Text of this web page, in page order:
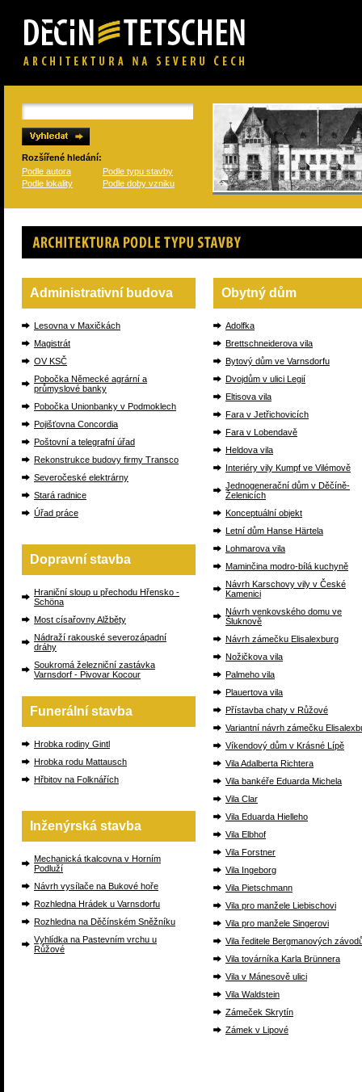
Rozšířené hledání:
Podle autora
Podle typu stavby
Podle lokality
Podle doby vzniku
Architektura podle typu stavby
Administrativní budova
Lesovna v Maxičkách
Magistrát
OV KSČ
Pobočka Německé agrární a
průmyslové banky
Pobočka Unionbanky v Podmoklech
Pojišťovna Concordia
Poštovní a telegrafní úřad
Rekonstrukce budovy firmy Transco
Severočeské elektrárny
Stará radnice
Úřad práce
Dopravní stavba
Hraniční sloup u přechodu Hřensko -
Schöna
Most císařovny Alžběty
Nádraží rakouské severozápadní
dráhy
Soukromá železniční zastávka
Varnsdorf - Pivovar Kocour
Funerální stavba
Hrobka rodiny Gintl
Hrobka rodu Mattausch
Hřbitov na Folknářích
Inženýrská stavba
Mechanická tkalcovna v Horním
Podluží
Návrh vysílače na Bukové hoře
Rozhledna Hrádek u Varnsdorfu
Rozhledna na Děčínském Sněžníku
Vyhlídka na Pastevním vrchu u
Růžové
Obytný dům
Adolfka
Brettschneiderova vila
Bytový dům ve Varnsdorfu
Dvojdům v ulici Legií
Eltisova vila
Fara v Jetřichovicích
Fara v Lobendavě
Heldova vila
Interiéry vily Kumpf ve Vilémově
Jednogenerační dům v Děčíně-
Želenicích
Konceptuální objekt
Letní dům Hanse Härtela
Lohmarova vila
Maminčina modro-bílá kuchyně
Návrh Karschovy vily v České
Kamenici
Návrh venkovského domu ve
Šluknově
Návrh zámečku Elisalexburg
Nožičkova vila
Palmeho vila
Plauertova vila
Přístavba chaty v Růžové
Variantní návrh zámečku
Víkendový dům v Krásné Lípě
Vila Adalberta Richtera
Vila bankéře Eduarda Michela
Vila Clar
Vila Eduarda Hielleho
Vila Elbhof
Vila Forstner
Vila Ingeborg
Vila Pietschmann
Vila pro manžele Liebischovi
Vila pro manžele Singerovi
Vila ředitele Bergmanových
Vila továrníka Karla Brünnera
Vila v Mánesově ulici
Vila Waldstein
Zámeček Skrytín
Zámek v Lipové